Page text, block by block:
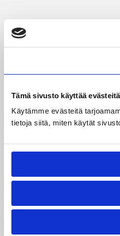
Tämä sivusto käyttää evästeitä
Käytämme evästeitä
tietoja siitä, miten käytät